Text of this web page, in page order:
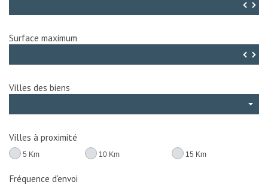
▼
Surface maximum
▼
Villes des biens
Villes à proximité
5 Km 10 Km 15 Km
Fréquence d'envoi